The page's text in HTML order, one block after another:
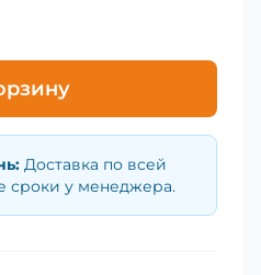
: Доставка по всей
сроки у менеджера.